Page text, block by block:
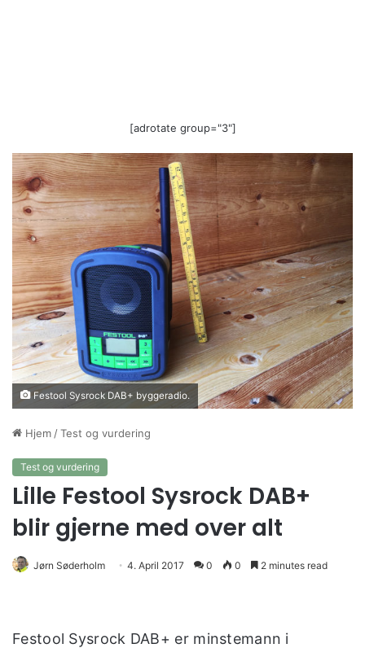
[adrotate group="3"]
Festool Sysrock DAB+ byggeradio.
Hjem /Test og vurdering
Test og vurdering
Lille Festool Sysrock DAB+
blir gjerne med over alt
Jørn Søderholm 4. April 2017 0 0 2 minutes read
Festool Sysrock DAB+ er minstemann i